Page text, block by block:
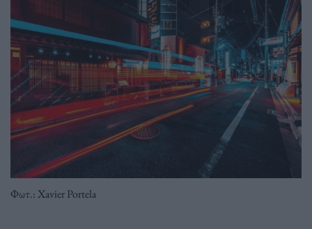
Φωτ.: Xavier Portela